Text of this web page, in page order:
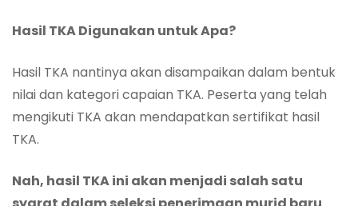
Hasil TKA Digunakan untuk Apa?
Hasil TKA nantinya akan disampaikan dalam bentuk
nilai dan kategori capaian TKA. Peserta yang telah
mengikuti TKA akan mendapatkan sertifikat hasil
TKA.
Nah, hasil TKA ini akan menjadi salah satu